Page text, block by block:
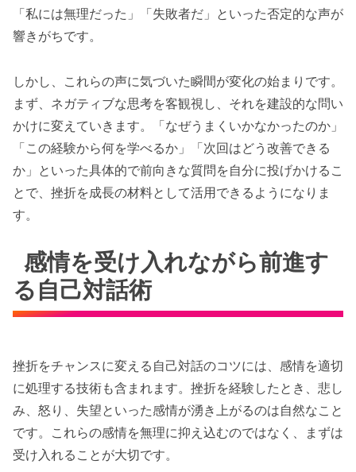
「私には無理だった」「失敗者だ」といった否定的な声が
響きがちです。
しかし、これらの声に気づいた瞬間が変化の始まりです。
まず、ネガティブな思考を客観視し、それを建設的な問い
かけに変えていきます。「なぜうまくいかなかったのか」
「この経験から何を学べるか」「次回はどう改善できる
か」といった具体的で前向きな質問を自分に投げかけるこ
とで、挫折を成長の材料として活用できるようになりま
す。
感情を受け入れながら前進す
る自己対話術
挫折をチャンスに変える自己対話のコツには、感情を適切
に処理する技術も含まれます。挫折を経験したとき、悲し
み、怒り、失望といった感情が湧き上がるのは自然なこと
です。これらの感情を無理に抑え込むのではなく、まずは
受け入れることが大切です。